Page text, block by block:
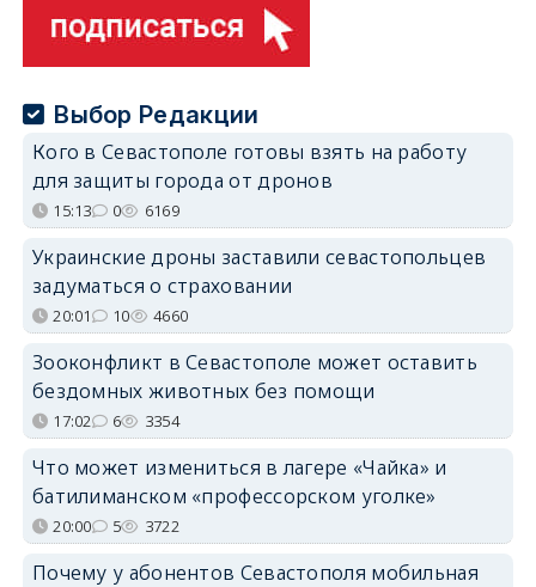
Выбор Редакции
Кого в Севастополе готовы взять на работу
для защиты города от дронов
15:13 0 6169
Украинские дроны заставили севастопольцев
задуматься о страховании
20:01 10 4660
Зооконфликт в Севастополе может оставить
бездомных животных без помощи
17:02 6 3354
Что может измениться в лагере «Чайка» и
батилиманском «профессорском уголке»
20:00 5 3722
Почему у абонентов Севастополя мобильная